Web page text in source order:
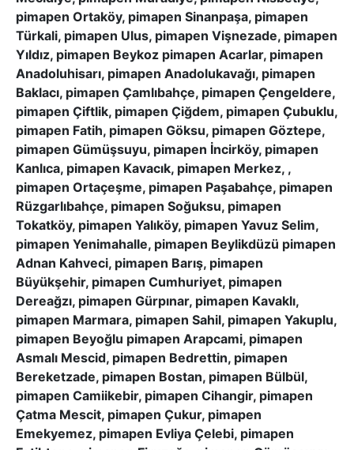
pimapen Ortaköy, pimapen Sinanpaşa, pimapen
Türkali, pimapen Ulus, pimapen Vişnezade, pimapen
Yıldız, pimapen Beykoz pimapen Acarlar, pimapen
Anadoluhisarı, pimapen Anadolukavağı, pimapen
Baklacı, pimapen Çamlıbahçe, pimapen Çengeldere,
pimapen Çiftlik, pimapen Çiğdem, pimapen Çubuklu,
pimapen Fatih, pimapen Göksu, pimapen Göztepe,
pimapen Gümüşsuyu, pimapen İncirköy, pimapen
Kanlıca, pimapen Kavacık, pimapen Merkez, ,
pimapen Ortaçeşme, pimapen Paşabahçe, pimapen
Rüzgarlıbahçe, pimapen Soğuksu, pimapen
Tokatköy, pimapen Yalıköy, pimapen Yavuz Selim,
pimapen Yenimahalle, pimapen Beylikdüzü pimapen
Adnan Kahveci, pimapen Barış, pimapen
Büyükşehir, pimapen Cumhuriyet, pimapen
Dereağzı, pimapen Gürpınar, pimapen Kavaklı,
pimapen Marmara, pimapen Sahil, pimapen Yakuplu,
pimapen Beyoğlu pimapen Arapcami, pimapen
Asmalı Mescid, pimapen Bedrettin, pimapen
Bereketzade, pimapen Bostan, pimapen Bülbül,
pimapen Camiikebir, pimapen Cihangir, pimapen
Çatma Mescit, pimapen Çukur, pimapen
Emekyemez, pimapen Evliya Çelebi, pimapen